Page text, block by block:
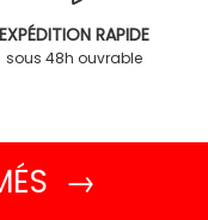
EXPÉDITION RAPIDE
sous 48h ouvrable
→